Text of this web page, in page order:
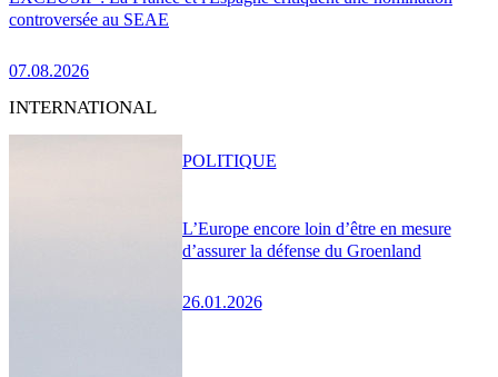
controversée au SEAE
07.08.2026
INTERNATIONAL
L’Europe encore loin d’être en mesure
d’assurer la défense du Groenland
26.01.2026
POLITIQUE